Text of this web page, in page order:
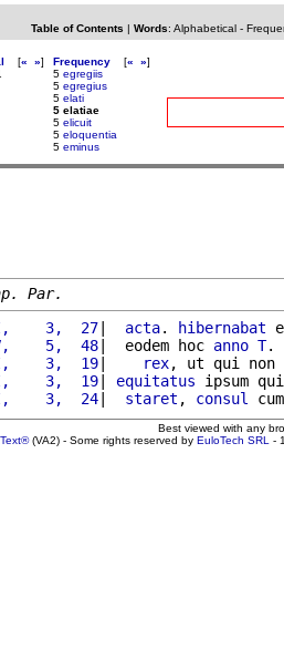
Table of Contents | Words: Alphabetical-
[« »]
Frequency [« »]
5 egregiis
5 egregius
5 elati
5 elatiae
5 elicuit
5 eloquentia
5 eminus
Par.
3,  27| acta. hibernabat
5,  48
|  eodem hoc anno T.
3,  19
| rex, ut qui non
3,  19
| equitatus ipsum
3,  24
| staret , consul
Best viewed with any
(VA2) - Some rights reserved by EuloTech SRL -